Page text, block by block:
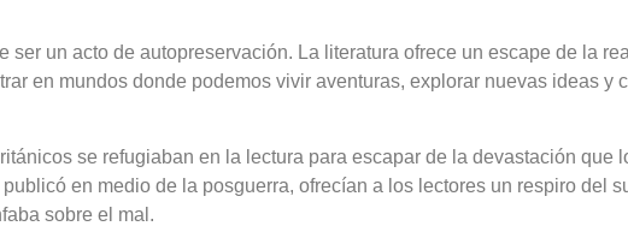
un acto de autopreservación. La literatura ofrece un escape de la
en mundos donde podemos vivir aventuras, explorar nuevas ideas y
se refugiaban en la lectura para escapar de la devastación que
en medio de la posguerra, ofrecían a los lectores un respiro del
sobre el mal.